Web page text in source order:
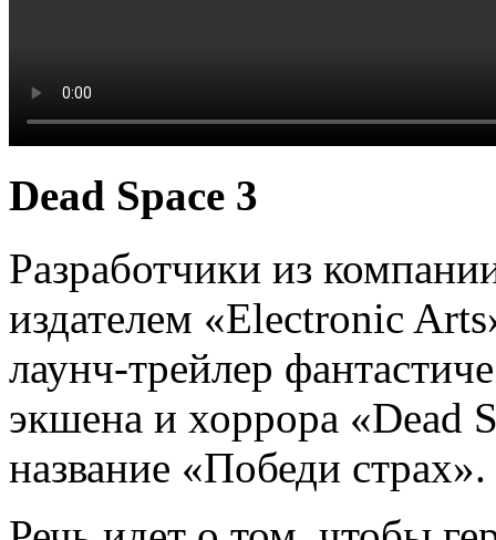
Dead Space 3
Разработчики из
издателем «Electronic
лаунч-трейлер
экшена и хоррора «Dead
название «Победи страх».